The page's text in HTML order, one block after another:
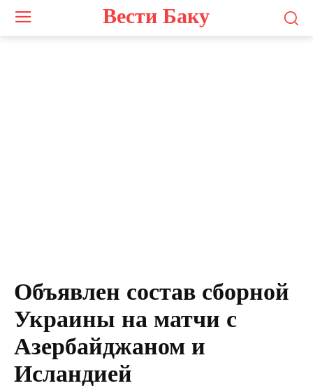
Вести Баку
Объявлен состав сборной
Украины на матчи с
Азербайджаном и
Исландией